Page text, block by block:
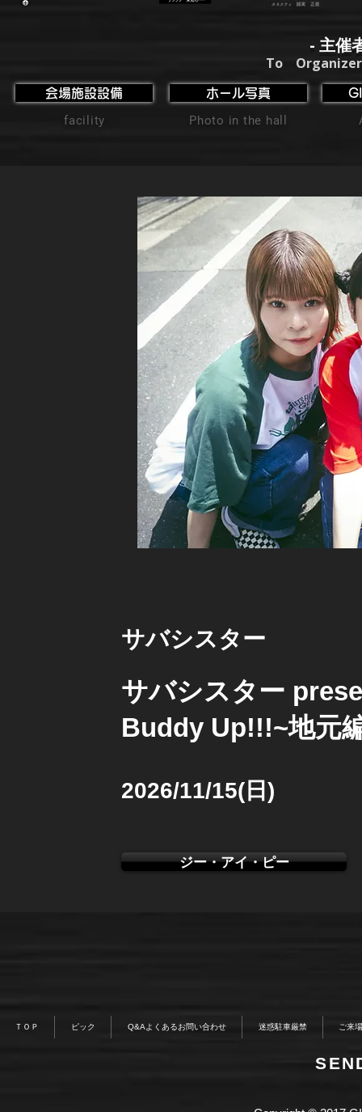
- 主催
To
会場施設設備
facility
ホール写真
Photo in the hall
サバシスター
サバシスター
Buddy Up!!!~地元
2026/11/15(日)
ジー・アイ・ピー
ＴＯＰ ピック Q&Aよくあるお問い合わせ 迷惑駐車厳禁 ご来